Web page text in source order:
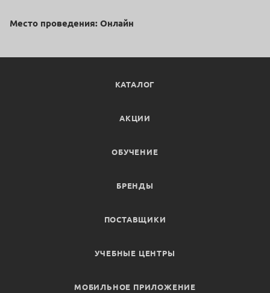
Место проведения: Онлайн
КАТАЛОГ
АКЦИИ
ОБУЧЕНИЕ
БРЕНДЫ
ПОСТАВЩИКИ
УЧЕБНЫЕ ЦЕНТРЫ
МОБИЛЬНОЕ ПРИЛОЖЕНИЕ